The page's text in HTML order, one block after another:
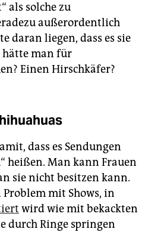
als solche zu
außerordentlich
daran liegen, dass es sie
hätte man für
Einen Hirschkäfer?
dass es Sendungen
heißen. Man kann Frauen
sie nicht besitzen kann.
mit Shows, in
wird wie mit bekackten
durch Ringe springen